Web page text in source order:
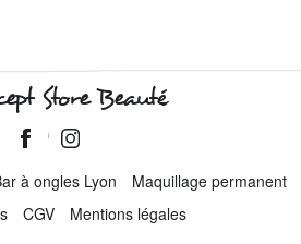
Store Beauté
à ongles Lyon
Maquillage permanent
CGV Mentions légales